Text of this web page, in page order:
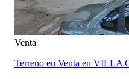
Venta
Terreno en Venta en VILLA